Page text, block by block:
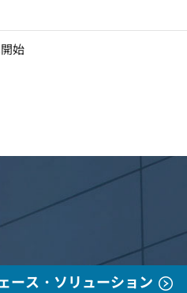
始
ース・ソリューション